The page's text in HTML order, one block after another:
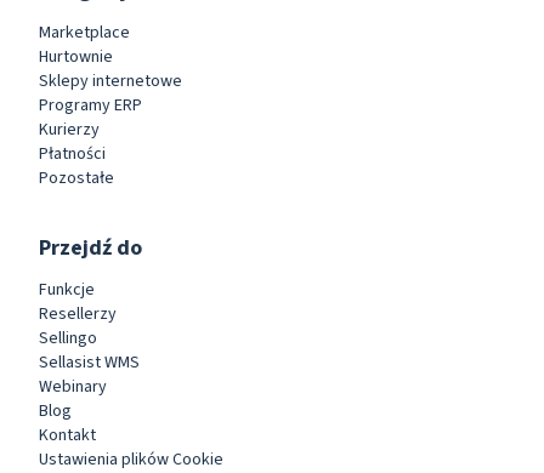
Marketplace
Hurtownie
Sklepy internetowe
Programy ERP
Kurierzy
Płatności
Pozostałe
Przejdź do
Funkcje
Resellerzy
Sellingo
Sellasist WMS
Webinary
Blog
Kontakt
Ustawienia plików Cookie